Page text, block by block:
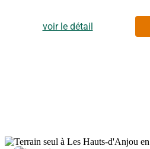
parcelle, adaptée aux petits plain
vous séduire sans aucun doute. Prêt
une visite s'impose rapidement ! .
voir le détail